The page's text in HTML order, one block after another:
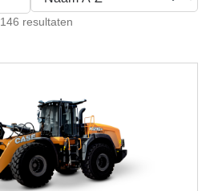
146 resultaten